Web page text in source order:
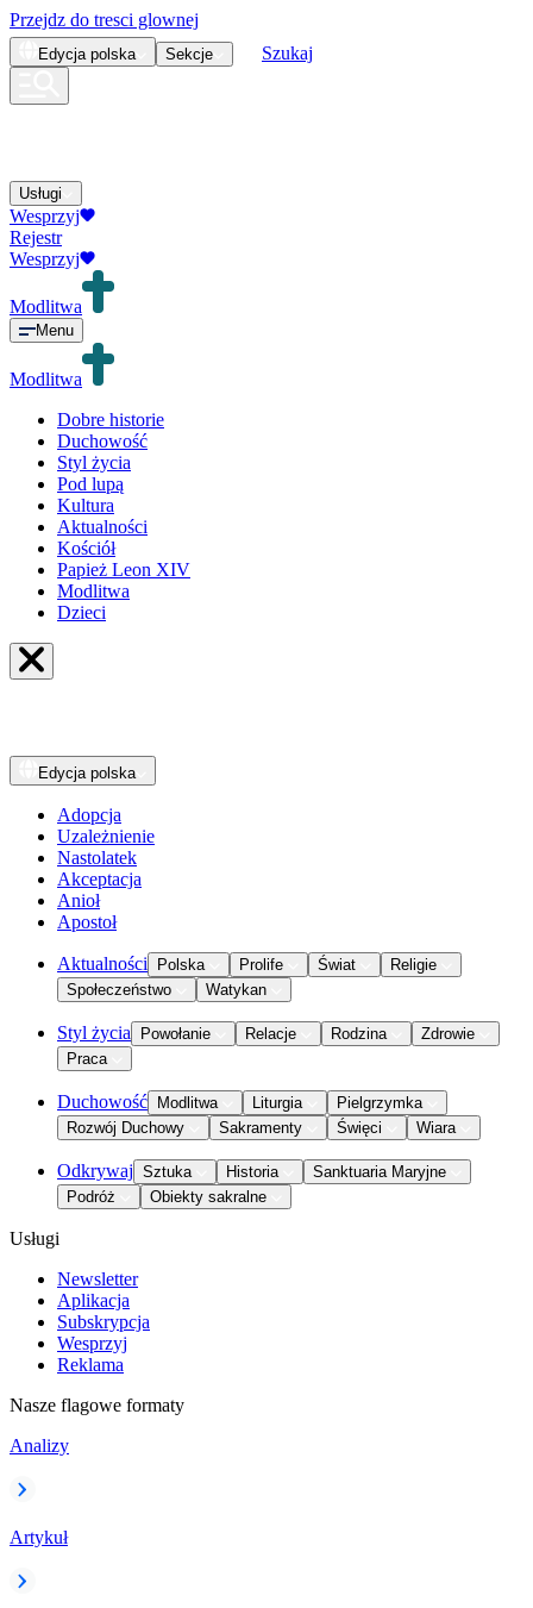
Przejdz do tresci glownej
Edycja polska Sekcje Szukaj
Usługi
Wesprzyj
Rejestr
Wesprzyj
Modlitwa
Menu
Modlitwa
Dobre historie
Duchowość
Styl życia
Pod lupą
Kultura
Aktualności
Kościół
Papież Leon XIV
Modlitwa
Dzieci
Edycja polska
Adopcja
Uzależnienie
Nastolatek
Akceptacja
Anioł
Apostoł
Aktualności Polska Prolife Świat
Religie
Społeczeństwo
Watykan
Styl życia Powołanie Relacje Rodzina
Zdrowie
Praca
Duchowość Modlitwa Liturgia
Pielgrzymka
Rozwój Duchowy
Sakramenty Święci Wiara
Odkrywaj Sztuka Historia
Sanktuaria Maryjne
Podróż
Obiekty sakralne
Usługi
Newsletter
Aplikacja
Subskrypcja
Wesprzyj
Reklama
Nasze flagowe formaty
Analizy
Artykuł